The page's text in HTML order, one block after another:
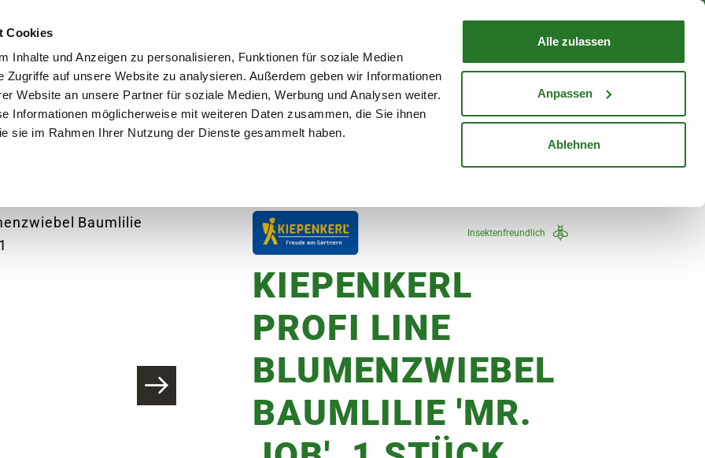
Cookies
Inhalte und Anzeigen zu personalisieren, Funktionen für soziale Medien
Zugriffe auf unsere Website zu analysieren. Außerdem geben wir Informationen
Website an unsere Partner für soziale Medien, Werbung und Analysen weiter.
Informationen möglicherweise mit weiteren Daten zusammen, die Sie ihnen
sie im Rahmen Ihrer Nutzung der Dienste gesammelt haben.
Alle zulassen
Anpassen
Ablehnen
Mein KontoStandorte
WARENKORB
Garten Aktuelles Ratgeber Gutscheine Karriere
Insektenfreundlich
KIEPENKERL
PROFI LINE
BLUMENZWIEBEL
BAUMLILIE 'MR.